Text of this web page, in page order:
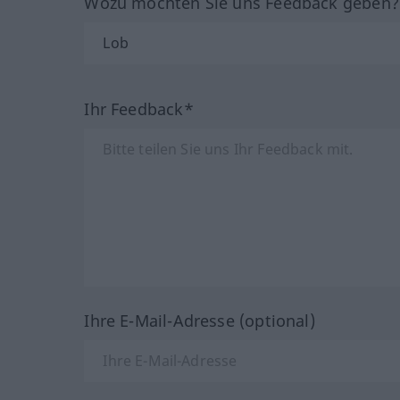
Ihr Feedback*
Ihre E-Mail-Adresse (optional)